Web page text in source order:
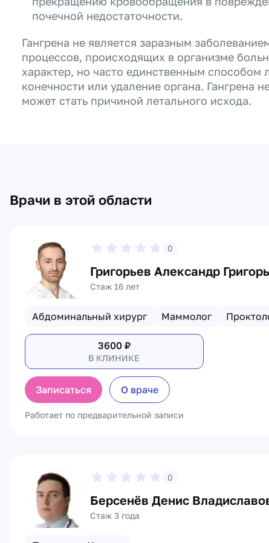
почечной недостаточности.
Гангрена не является заразным
процессов, происходящих в организме
характер, но часто единственным способом
конечности или удаление органа. Гангрена
может стать причиной летального исхода.
Врачи в этой области
0
Григорьев Александр
Стаж 16 лет
Абдоминальный хирург Маммолог
3600₽
В КЛИНИКЕ
Записаться О враче
Работает по предварительной записи
0
Берсенёв Денис
Стаж 3 года